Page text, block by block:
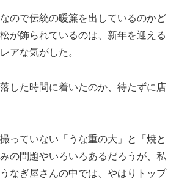
ので伝統の暖簾を出しているのかど
が飾られているのは、新年を迎える
アな気がした。
した時間に着いたのか、待たずに店
っていない「うな重の大」と「焼と
の問題やいろいろあるだろうが、私
なぎ屋さんの中では、やはりトップ